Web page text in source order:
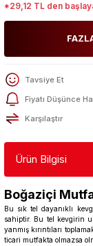
*29,12 TL den
Tavsiye Et
Fiyatı Düşünce
Karşılaştır
Ürün Bilgisi
Boğaziçi
Bu sık tel dayanıklı
sahiptir. Bu tel kevgirin
yanmış kırıntıları
ticari mutfakta olmazsa